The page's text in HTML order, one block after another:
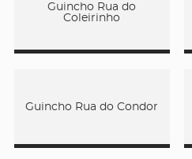
Guincho Rua do
Coleirinho
Guincho Rua do Condor